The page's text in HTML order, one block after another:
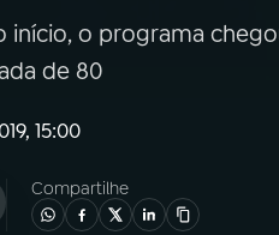
início, o programa
de 80
15:00
Compartilhe